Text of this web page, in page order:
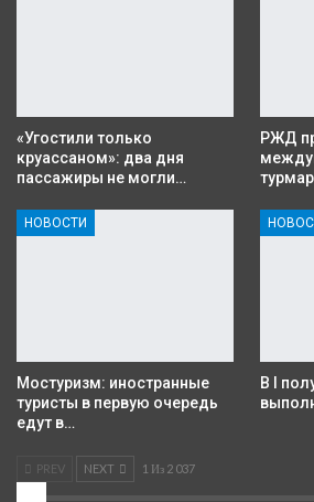
«Угостили только
круассаном»: два дня
пассажиры не могли…
РЖД
НОВОСТИ
Мостуризм: иностранные
туристы в первую очередь
едут в…
В I
PREV NEXT 1 Из 2 037